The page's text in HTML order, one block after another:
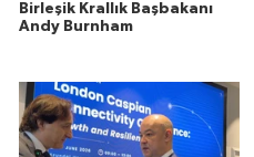
Birleşik Krallık Başbakanı
Andy Burnham